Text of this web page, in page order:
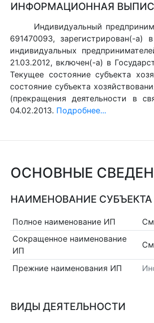
ИНФОРМАЦИОННАЯ
Индивидуальный
691470093, зарегистрирован(-
индивидуальных
21.03.2012, включен(-a) в
Текущее состояние субъекта
состояние субъекта
(прекращения деятельности в
04.02.2013. Подробнее...
ОСНОВНЫЕ
НАИМЕНОВАНИЕ
Полное наименование ИП
Сокращенное наименование
ИП
Прежние наименования ИП
ВИДЫ ДЕЯТЕЛЬНОСТИ